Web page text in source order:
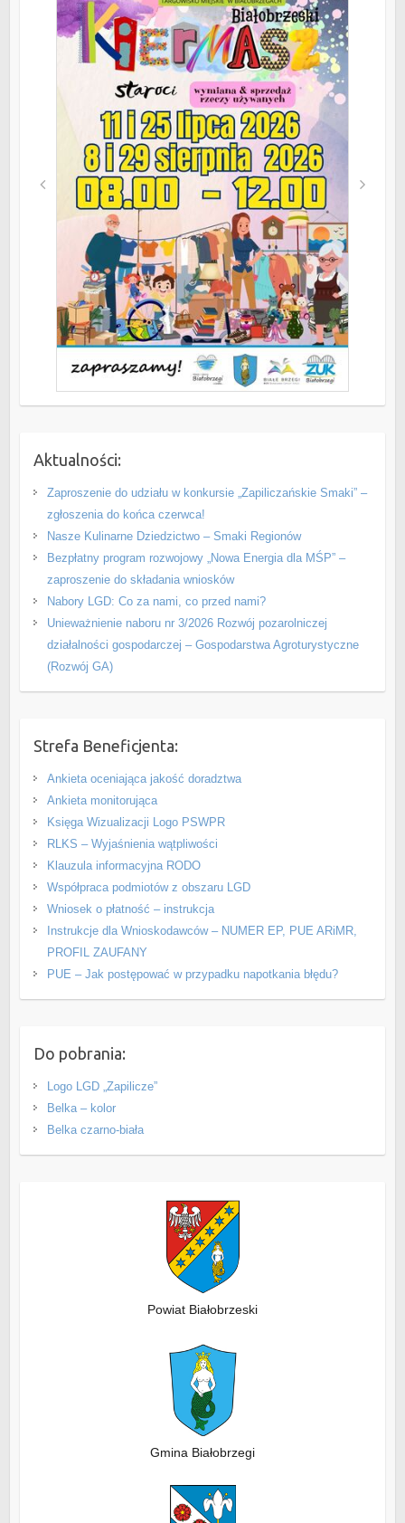
Aktualności:
Zaproszenie do udziału w konkursie „Zapiliczańskie Smaki” –
zgłoszenia do końca czerwca!
Nasze Kulinarne Dziedzictwo – Smaki Regionów
Bezpłatny program rozwojowy „Nowa Energia dla MŚP” –
zaproszenie do składania wniosków
Nabory LGD: Co za nami, co przed nami?
Unieważnienie naboru nr 3/2026 Rozwój pozarolniczej
działalności gospodarczej – Gospodarstwa Agroturystyczne
(Rozwój GA)
Strefa Beneficjenta:
Ankieta oceniająca jakość doradztwa
Ankieta monitorująca
Księga Wizualizacji Logo PSWPR
RLKS – Wyjaśnienia wątpliwości
Klauzula informacyjna RODO
Współpraca podmiotów z obszaru LGD
Wniosek o płatność – instrukcja
Instrukcje dla Wnioskodawców – NUMER EP, PUE ARiMR,
PROFIL ZAUFANY
PUE – Jak postępować w przypadku napotkania błędu?
Do pobrania:
Logo LGD „Zapilicze”
Belka – kolor
Belka czarno-biała
Powiat Białobrzeski
Gmina Białobrzegi